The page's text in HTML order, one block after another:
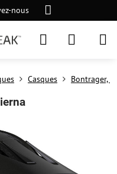
nous
Casques Bontrager,